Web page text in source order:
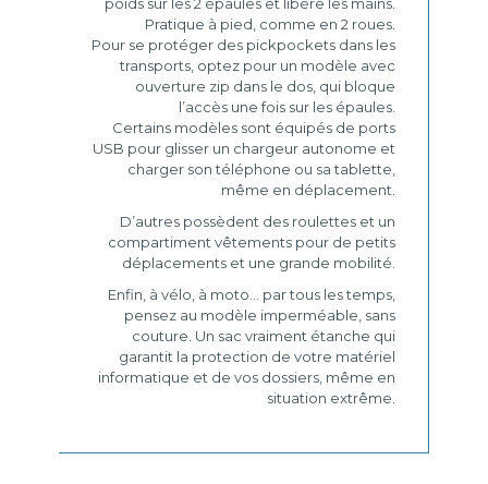
poids sur les 2 épaules et libère les mains.
Pratique à pied, comme en 2 roues.
Pour se protéger des pickpockets dans les
transports, optez pour un modèle avec
ouverture zip dans le dos, qui bloque
l’accès une fois sur les épaules.
Certains modèles sont équipés de ports
USB pour glisser un chargeur autonome et
charger son téléphone ou sa tablette,
même en déplacement.
D’autres possèdent des roulettes et un
compartiment vêtements pour de petits
déplacements et une grande mobilité.
Enfin, à vélo, à moto… par tous les temps,
pensez au modèle imperméable, sans
couture. Un sac vraiment étanche qui
garantit la protection de votre matériel
informatique et de vos dossiers, même en
situation extrême.